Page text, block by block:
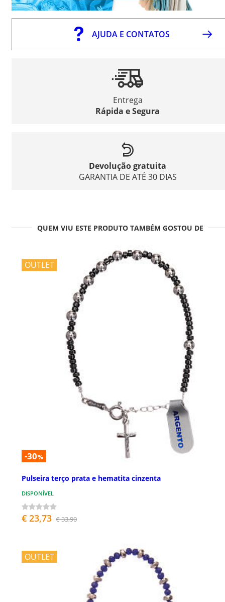
AJUDA E CONTATOS
Entrega
Rápida e Segura
Devolução gratuita
GARANTIA DE ATÉ 30 DIAS
QUEM VIU ESTE PRODUTO TAMBÉM GOSTOU DE
OUTLET
-30%
Pulseira terço prata e hematita cinzenta
DISPONÍVEL
€ 23,73 € 33,90
OUTLET